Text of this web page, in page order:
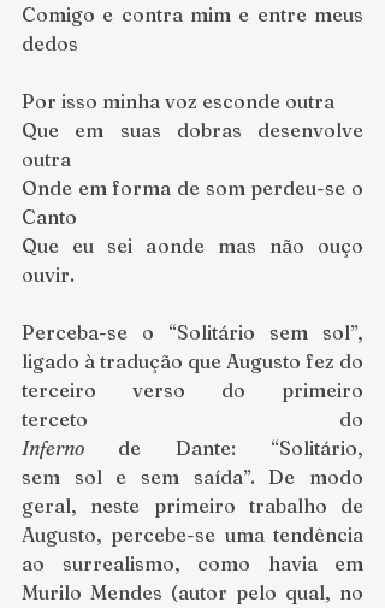
Comigo e contra mim e entre meus
dedos
Por isso minha voz esconde outra
Que em suas dobras desenvolve
outra
Onde em forma de som perdeu-se o
Canto
Que eu sei aonde mas não ouço
ouvir.
Perceba-se o “Solitário sem sol”,
ligado à tradução que Augusto fez do
terceiro verso do primeiro
Inferno de Dante: “Solitário,
sem sol e sem saída”. De modo
geral, neste primeiro trabalho de
Augusto, percebe-se uma tendência
ao surrealismo, como havia em
Murilo Mendes (autor pelo qual, no